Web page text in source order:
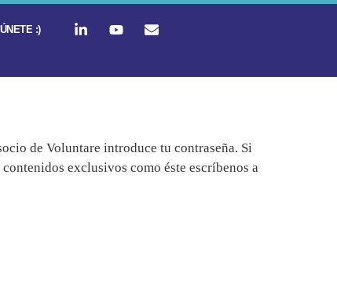
:)
de Voluntare introduce tu contraseña. Si
exclusivos como éste escríbenos a